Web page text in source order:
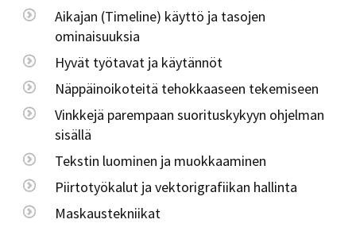
Aikajan (Timeline) käyttö ja tasojen
ominaisuuksia
Hyvät työtavat ja käytännöt
Näppäinoikoteitä tehokkaaseen tekemiseen
Vinkkejä parempaan suorituskykyyn ohjelman
sisällä
Tekstin luominen ja muokkaaminen
Piirtotyökalut ja vektorigrafiikan hallinta
Maskaustekniikat